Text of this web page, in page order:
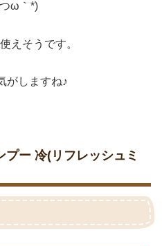
ω｀*)
えそうです。
がしますね♪
プー 冷(リフレッシュミ